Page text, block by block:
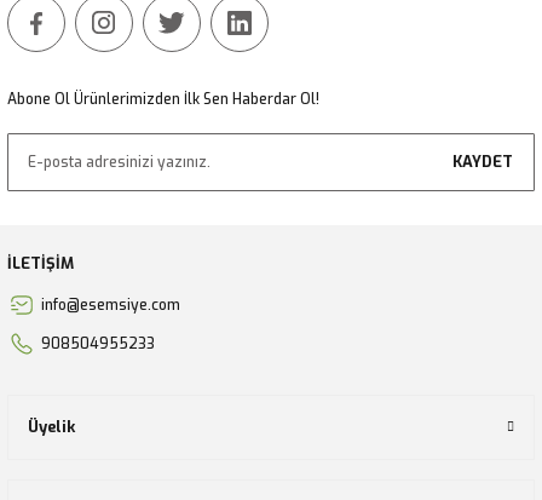
Abone Ol Ürünlerimizden İlk Sen Haberdar Ol!
KAYDET
İLETİŞİM
info@esemsiye.com
908504955233
Üyelik